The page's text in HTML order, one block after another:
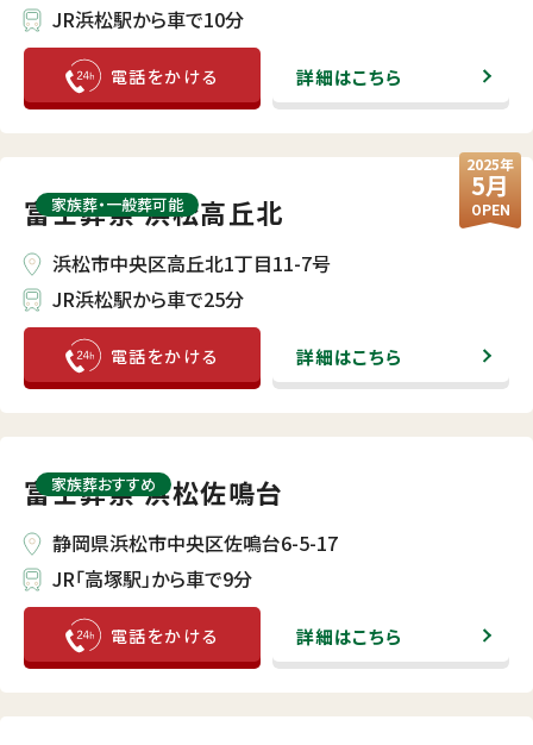
JR浜松駅から車で10分
詳細はこちら
富士葬祭 浜松高丘北
2025年
5月
OPEN
家族葬・⼀般葬可能
浜松市中央区高丘北1丁目11-7号
JR浜松駅から車で25分
詳細はこちら
富士葬祭 浜松佐鳴台
家族葬おすすめ
静岡県浜松市中央区佐鳴台6-5-17
JR「高塚駅」から車で9分
詳細はこちら